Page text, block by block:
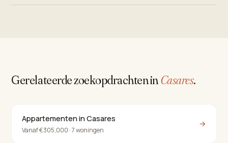
Gerelateerde zoekopdrachten in Casares.
Appartementen in Casares
Vanaf €305,000 · 7 woningen
→